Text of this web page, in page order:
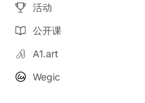
活动
公开课
A1.art
Wegic